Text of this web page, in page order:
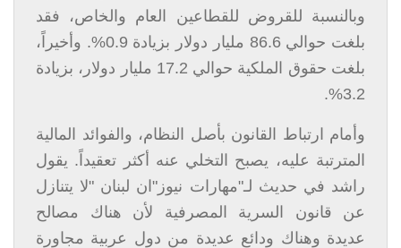
وبالنسبة للقروض للقطاعين العام والخاص، فقد
بلغت حوالي 86.6 مليار دولار بزيادة 0.9%. وأخيراً،
بلغت حقوق الملكية حوالي 17.2 مليار دولار، بزيادة
3.2%.
وأمام ارتباط القانون بأصل النظام، والفوائد المالية
المترتبة عليه، يصبح التخلي عنه أكثر تعقيداً. يقول
راشد في حديث لـ"مهارات نيوز"ان لبنان "لا يتنازل
عن قانون السرية المصرفية لأن هناك مصالح
عديدة وهناك ودائع عديدة من دول عربية مجاورة